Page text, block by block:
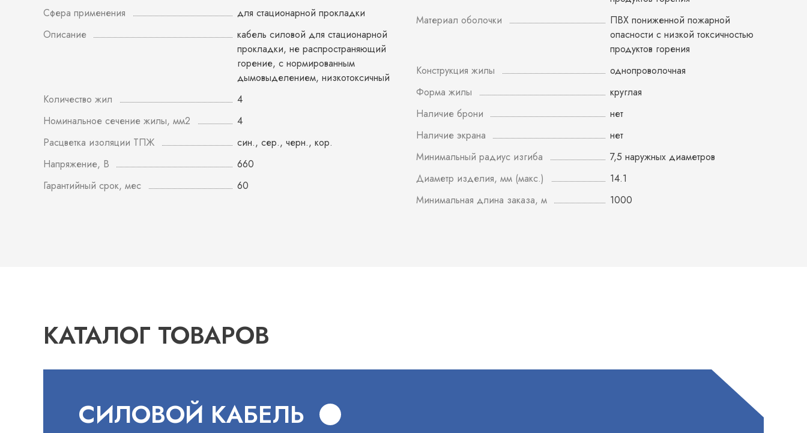
Сфера применения
для стационарной прокладки
Описание
кабель силовой для стационарной
прокладки, не распространяющий
горение, с нормированным
дымовыделением, низкотоксичный
Количество жил
4
Номинальное сечение жилы, мм2
4
Расцветка изоляции ТПЖ
син., сер., черн., кор.
Напряжение, В
660
Гарантийный срок, мес
60
Материал оболочки
ПВХ пониженной пожарной
опасности с низкой токсичностью
продуктов горения
Конструкция жилы
однопроволочная
Форма жилы
круглая
Наличие брони
нет
Наличие экрана
нет
Минимальный радиус изгиба
7,5 наружных диаметров
Диаметр изделия, мм (макс.)
14.1
Минимальная длина заказа, м
1000
КАТАЛОГ ТОВАРОВ
СИЛОВОЙ КАБЕЛЬ